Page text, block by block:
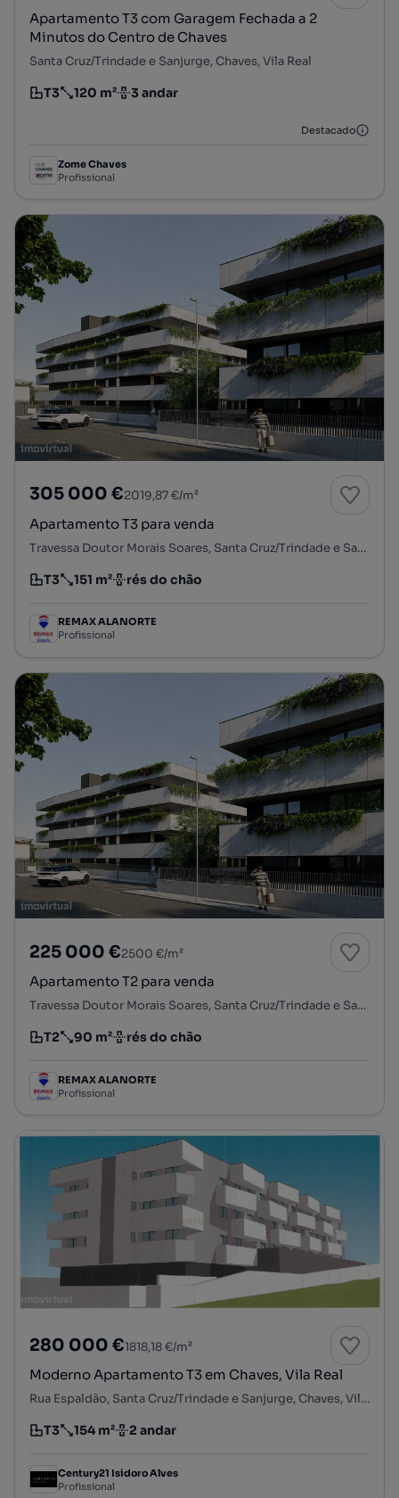
Apartamento T3 com Garagem Fechada a 2
Minutos do Centro de Chaves
Santa Cruz/Trindade e Sanjurge, Chaves, Vila Real
Tipologia
T3
Preço por metro quadrado
120 m²
Andar 3 andar
Destacado
Zome Chaves
Profissional
305 000 €2019,87 €/m²
Apartamento T3 para venda
Travessa Doutor Morais Soares, Santa Cruz/Trindade e Sanjurge, Chaves, Vila Real
Tipologia
T3
Preço por metro quadrado
151 m²
Andar rés do chão
REMAX ALANORTE
Profissional
225 000 €2500 €/m²
Apartamento T2 para venda
Travessa Doutor Morais Soares, Santa Cruz/Trindade e Sanjurge, Chaves, Vila Real
Tipologia
T2
Preço por metro quadrado
90 m²
Andar rés do chão
REMAX ALANORTE
Profissional
280 000 €1818,18 €/m²
Moderno Apartamento T3 em Chaves, Vila Real
Rua Espaldão, Santa Cruz/Trindade e Sanjurge, Chaves, Vila Real
Tipologia
T3
Preço por metro quadrado
154 m²
Andar 2 andar
Century21 Isidoro Alves
Profissional